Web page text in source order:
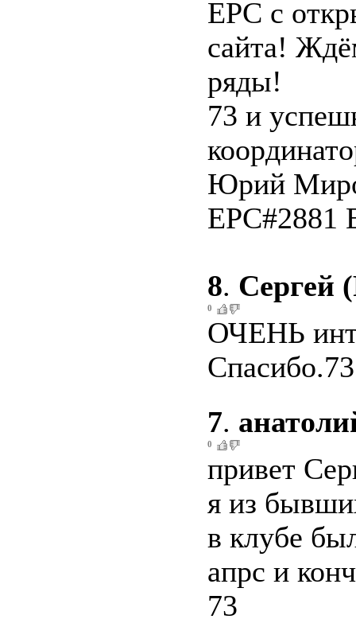
ЕРС с
сайта!
ряды!
73 и
Юрий
EPC#2881
8. Сергей
0
ОЧЕНЬ
7.
0
привет
я из
в клубе
апрс и
73